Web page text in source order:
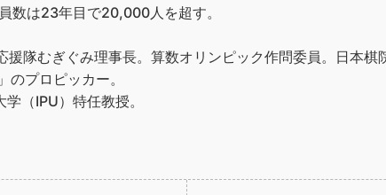
数は23年目で20,000人を超す。
援隊むぎぐみ理事長。算数オリンピック作問委員。日本棋
プロピッカー。
（IPU）特任教授。